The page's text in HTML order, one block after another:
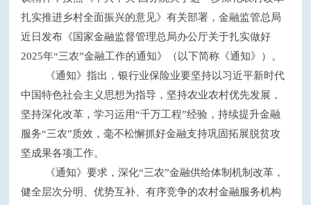
扎实推进乡村全面振兴的意见》有关部署，金融监管总局
近日发布《国家金融监督管理总局办公厅关于扎实做好
2025年“三农”金融工作的通知》（以下简称《通知》）。
《通知》指出，银行业保险业要坚持以习近平新时代
中国特色社会主义思想为指导，坚持农业农村优先发展，
坚持深化改革，学习运用“千万工程”经验，持续提升金融
服务“三农”质效，毫不松懈抓好金融支持巩固拓展脱贫攻
坚成果各项工作。
《通知》要求，深化“三农”金融供给体制机制改革，
健全层次分明、优势互补、有序竞争的农村金融服务机构